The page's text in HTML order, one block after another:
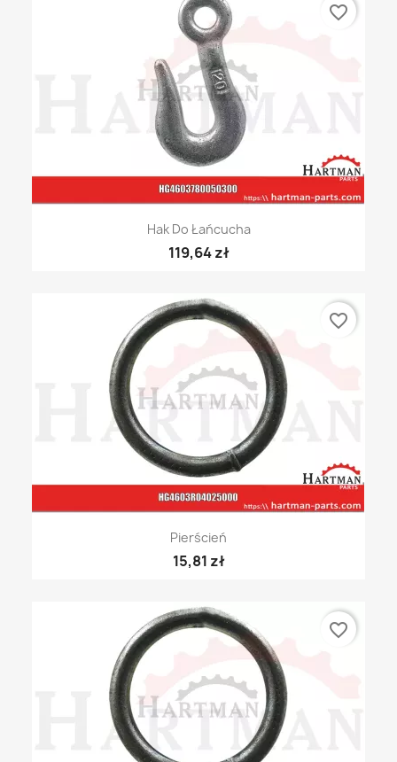
Hak Do Łańcucha
119,64 zł
favorite_border
Pierścień
15,81 zł
favorite_border
favorite_border